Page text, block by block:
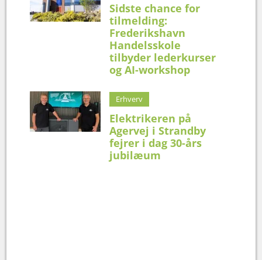
Sidste chance for
tilmelding:
Frederikshavn
Handelsskole
tilbyder lederkurser
og AI-workshop
Erhverv
Elektrikeren på
Agervej i Strandby
fejrer i dag 30-års
jubilæum